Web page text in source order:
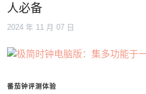
人必备
2024 年 11 月 07 日
番茄钟评测体验